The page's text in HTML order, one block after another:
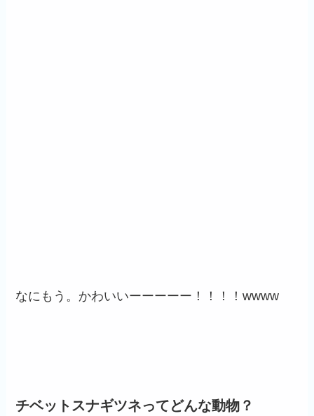
なにもう。かわいいーーーーー！！！！wwww
チベットスナギツネってどんな動物？